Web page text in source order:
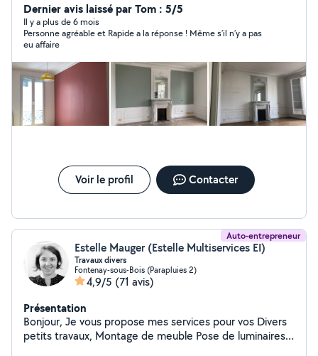
d'intérieur diplômée des Arts Décoratifs de Paris, avec
plus de 10 ans d'expérience. Je réalise : Peinture murs
et plafonds Rafraîchissement complet d'appartement
Ponçage / vitrification parquet Montage de meubles
Petits travaux / finitions Rénovation de meubles et
création sur mesure Conseil en architecture intérieure
Travail propre, soigné, rapide. Possibilité de venir voir le
chantier avant devis. Je m'adapte au maximum à votre
budget tout en garantissant un travail professionnel.
Dernier avis laissé par Tom : 5/5
Il y a plus de 6 mois
Personne agréable et Rapide a la réponse ! Même s’il n’y a pas
eu affaire
Voir le profil Contacter
Auto-entrepreneur
Estelle Mauger (Estelle Multiservices EI)
Travaux divers
Fontenay-sous-Bois (Parapluies 2)
4,9/5 (71 avis)
Présentation
Bonjour, Je vous propose mes services pour vos Divers
petits travaux, Montage de meuble Pose de luminaires,